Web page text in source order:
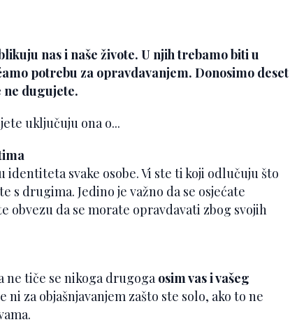
nas i naše živote. U njih trebamo biti u
potrebu za opravdavanjem. Donosimo deset
ne dugujete.
uključuju ona o...
svake osobe. Vi ste ti koji odlučuju što
drugima. Jedino je važno da se osjećate
obvezu da se morate opravdavati zbog svojih
ne tiče se nikoga drugoga osim vas i vašeg
ni za objašnjavanjem zašto ste solo, ako to ne